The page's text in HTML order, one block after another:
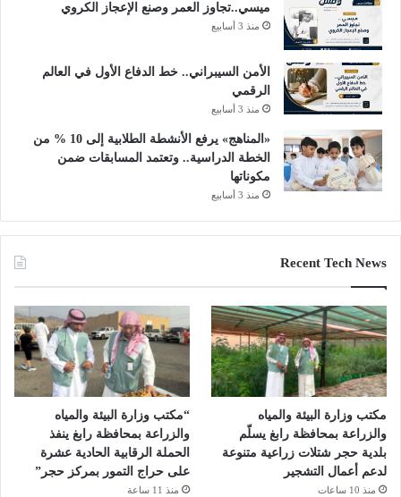
ميسي..تجاوز العمر وصنع الإعجاز الكروي
منذ 3 أسابيع
الأمن السيبراني.. خط الدفاع الأول في العالم
الرقمي
منذ 3 أسابيع
«المناهج» يرفع الأنشطة الطلابية إلى 10 % من
الخطة الدراسية.. وتعتمد المسابقات ضمن
مكوناتها
منذ 3 أسابيع
Recent Tech News
مكتب وزارة البيئة والمياه
والزراعة بمحافظة رابغ يسلّم
بلدية حجر شتلات زراعية متنوعة
لدعم أعمال التشجير
منذ 10 ساعات
“مكتب وزارة البيئة والمياه
والزراعة بمحافظة رابغ ينفذ
الحملة الرقابية الحادية عشرة
على حراج التمور بمركز حجر”
منذ 11 ساعة